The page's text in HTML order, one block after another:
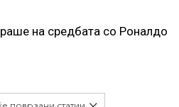
на средбата со Роналдо